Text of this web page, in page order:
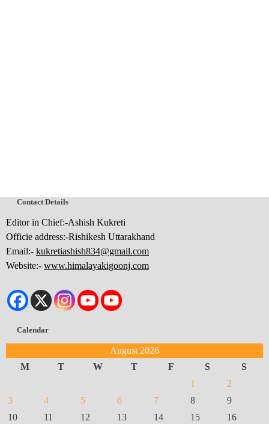
Contact Details
Editor in Chief:-Ashish Kukreti
Officie address:-Rishikesh Uttarakhand
Email:- kukretiashish834@gmail.com
Website:- www.himalayakigoonj.com
Calendar
August 2026
M
T W T F S
S
1
2
3
4 5 6 7 8
9
10
11 12 13 14 15
16